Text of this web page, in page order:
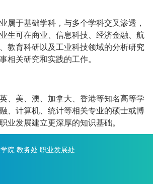
属于基础学科，与多个学科交叉渗透，
生可在商业、信息科技、经济金融、航
教育科研以及工业科技领域的分析研究
相关研究和实践的工作。
、美、澳、加拿大、香港等知名高等学
、计算机、统计等相关专业的硕士或博
业发展建立更深厚的知识基础。
院 教务处 职业发展处